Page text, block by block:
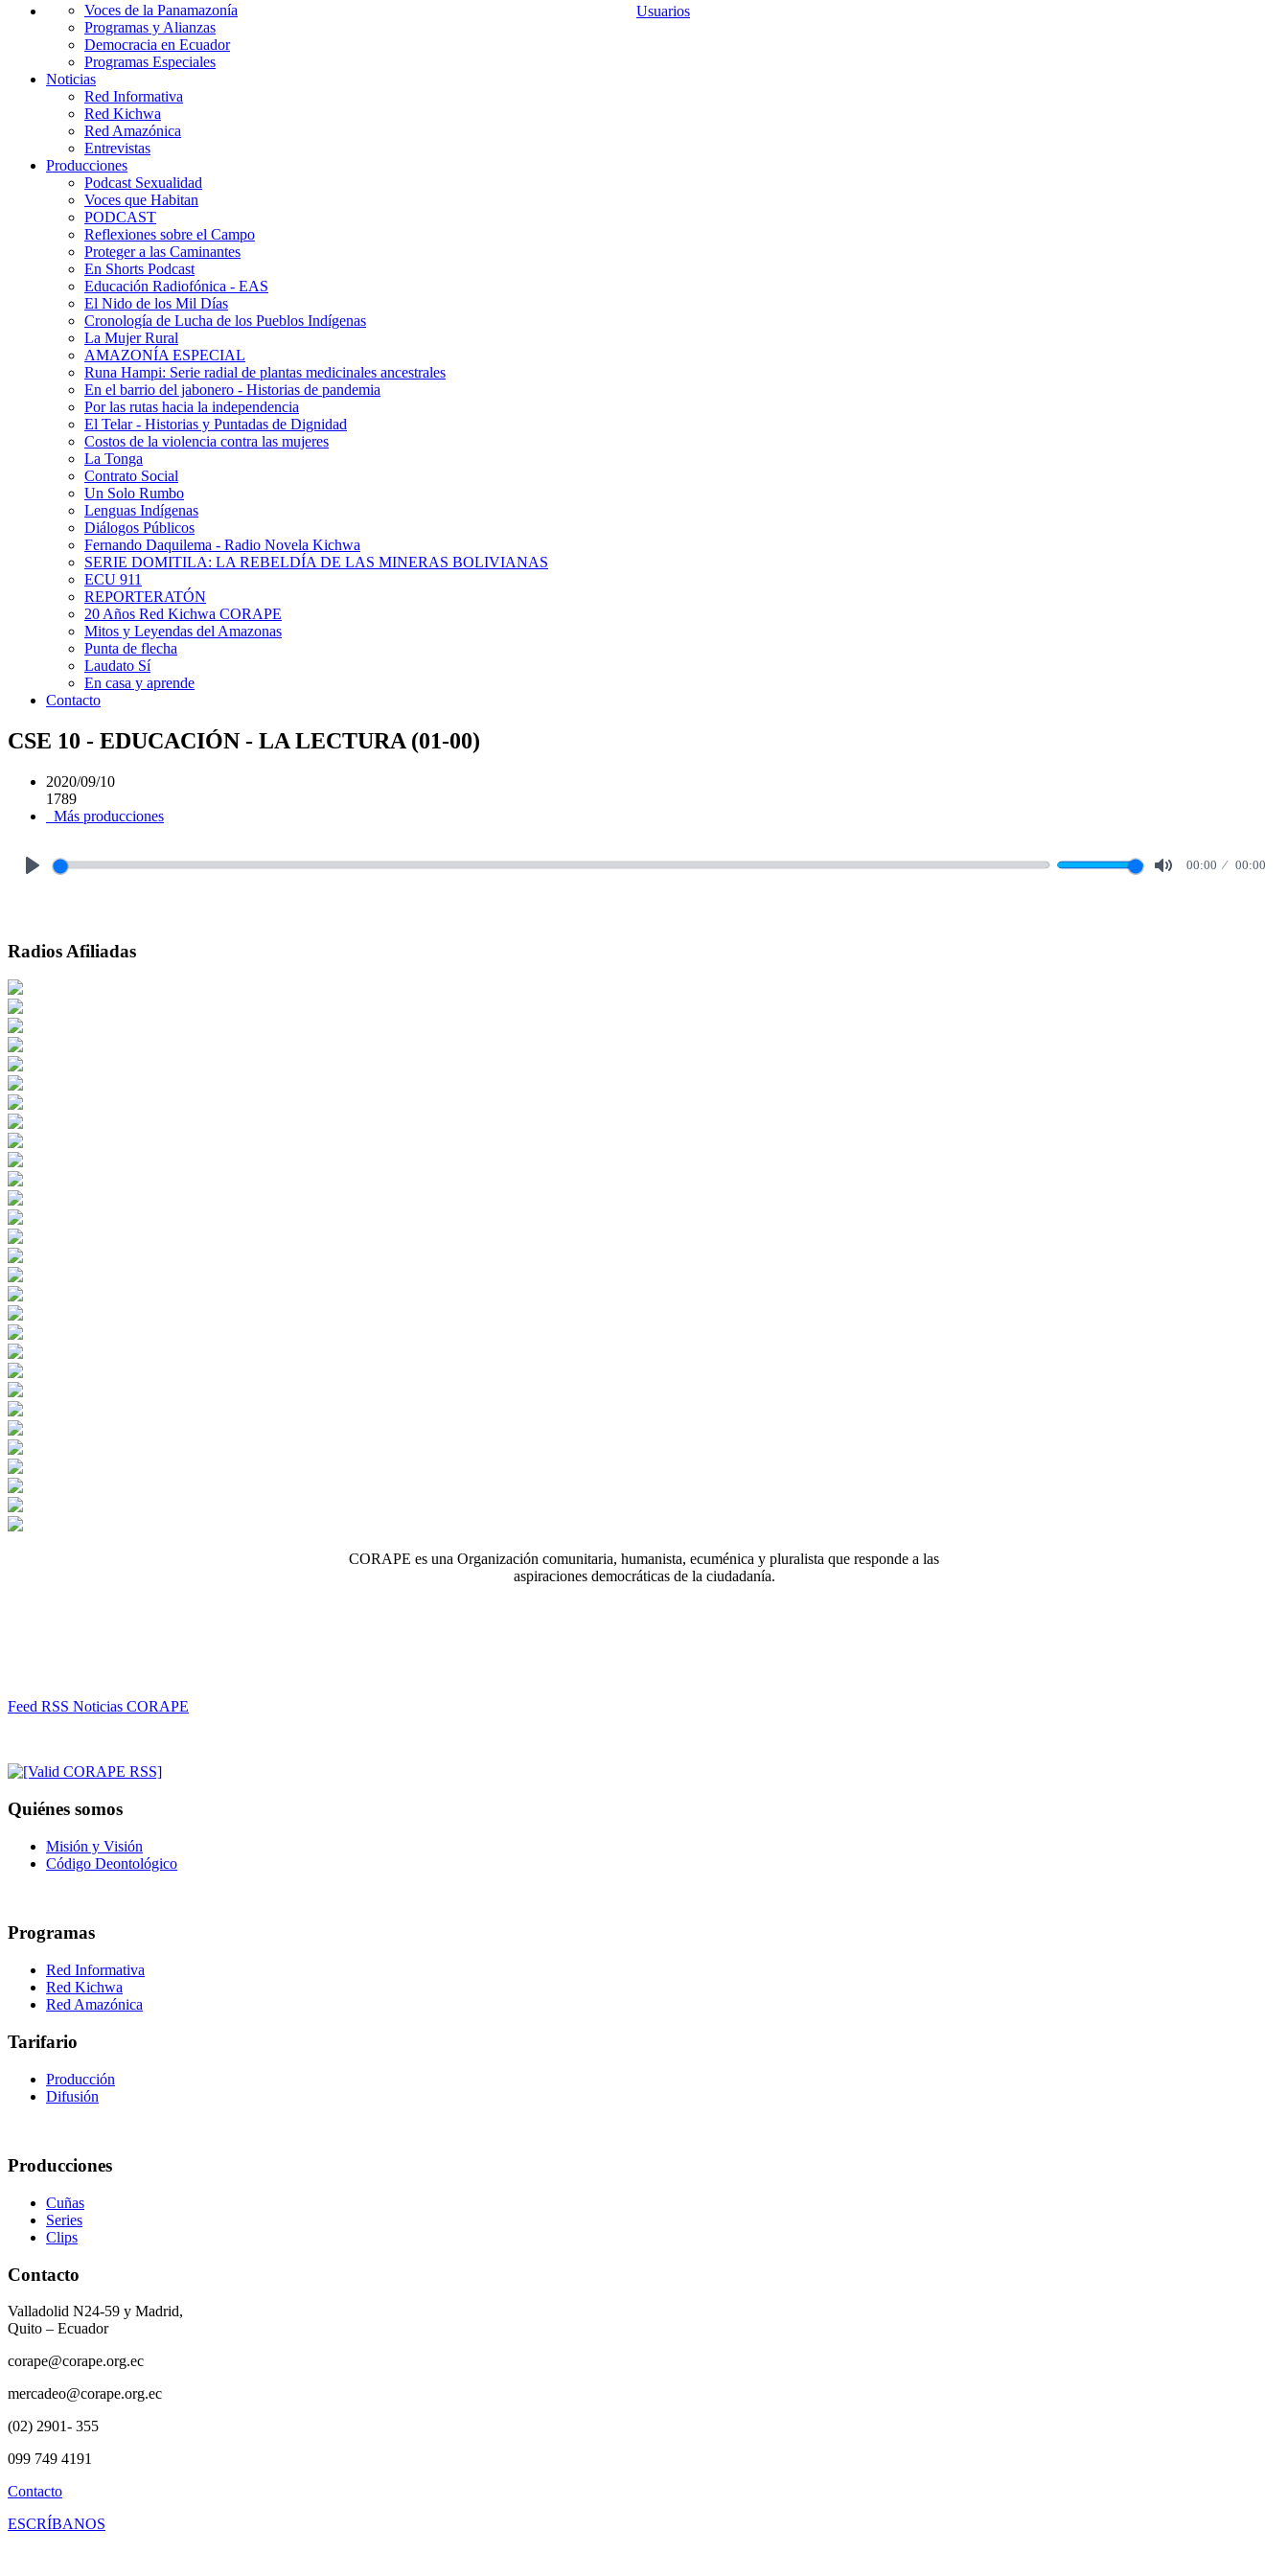
Usuarios
Voces de la Panamazonía
Programas y Alianzas
Democracia en Ecuador
Programas Especiales
Noticias
Red Informativa
Red Kichwa
Red Amazónica
Entrevistas
Producciones
Podcast Sexualidad
Voces que Habitan
PODCAST
Reflexiones sobre el Campo
Proteger a las Caminantes
En Shorts Podcast
Educación Radiofónica - EAS
El Nido de los Mil Días
Cronología de Lucha de los Pueblos Indígenas
La Mujer Rural
AMAZONÍA ESPECIAL
Runa Hampi: Serie radial de plantas medicinales ancestrales
En el barrio del jabonero - Historias de pandemia
Por las rutas hacia la independencia
El Telar - Historias y Puntadas de Dignidad
Costos de la violencia contra las mujeres
La Tonga
Contrato Social
Un Solo Rumbo
Lenguas Indígenas
Diálogos Públicos
Fernando Daquilema - Radio Novela Kichwa
SERIE DOMITILA: LA REBELDÍA DE LAS MINERAS BOLIVIANAS
ECU 911
REPORTERATÓN
20 Años Red Kichwa CORAPE
Mitos y Leyendas del Amazonas
Punta de flecha
Laudato Sí
En casa y aprende
Contacto
CSE 10 - EDUCACIÓN - LA LECTURA (01-00)
2020/09/10
1789
Más producciones
00:00 00:00
Radios Afiliadas
CORAPE es una Organización comunitaria, humanista, ecuménica y pluralista que responde a las
aspiraciones democráticas de la ciudadanía.
Feed RSS Noticias CORAPE
Quiénes somos
Misión y Visión
Código Deontológico
Programas
Red Informativa
Red Kichwa
Red Amazónica
Tarifario
Producción
Difusión
Producciones
Cuñas
Series
Clips
Contacto
Valladolid N24-59 y Madrid,
Quito – Ecuador
corape@corape.org.ec
mercadeo@corape.org.ec
(02) 2901- 355
099 749 4191
Contacto
ESCRÍBANOS